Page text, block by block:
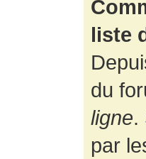
liste
du
ligne.
par